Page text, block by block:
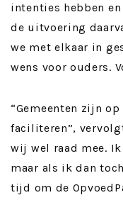
intenties hebben
de uitvoering
we met elkaar in
wens voor ouders.
“Gemeenten zijn
faciliteren”,
wij wel raad mee.
maar als ik dan
tijd om de